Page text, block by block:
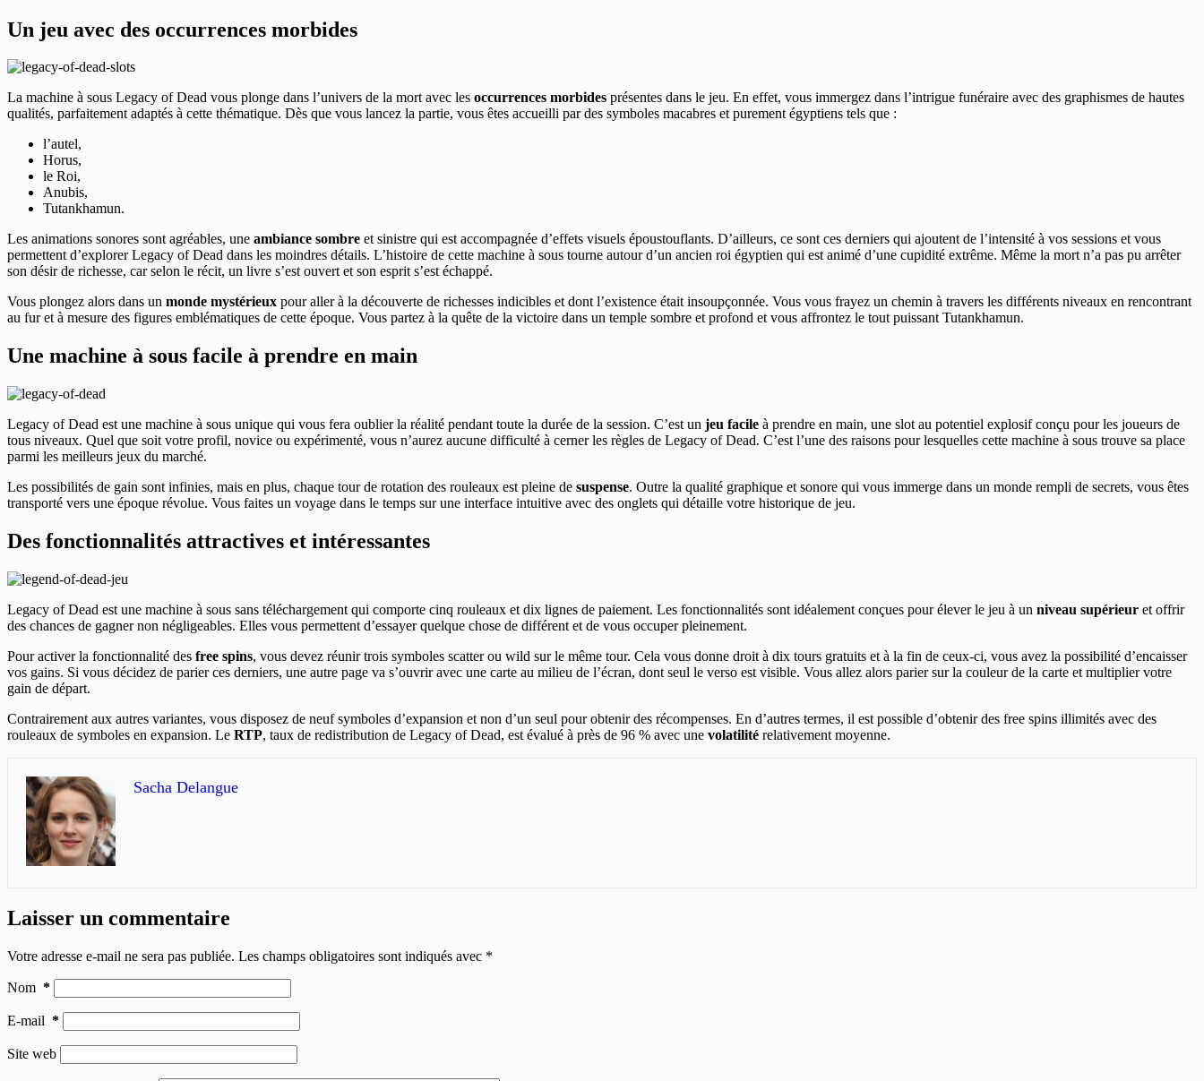
Un jeu avec des occurrences morbides
La machine à sous Legacy of Dead vous plonge dans l’univers de la mort avec les occurrences morbides présentes dans le jeu. En effet, vous immergez dans l’intrigue funéraire avec des graphismes de hautes
qualités, parfaitement adaptés à cette thématique. Dès que vous lancez la partie, vous êtes accueilli par des symboles macabres et purement égyptiens tels que :
l’autel,
Horus,
le Roi,
Anubis,
Tutankhamun.
Les animations sonores sont agréables, une ambiance sombre et sinistre qui est accompagnée d’effets visuels époustouflants. D’ailleurs, ce sont ces derniers qui ajoutent de l’intensité à vos sessions et vous
permettent d’explorer Legacy of Dead dans les moindres détails. L’histoire de cette machine à sous tourne autour d’un ancien roi égyptien qui est animé d’une cupidité extrême. Même la mort n’a pas pu arrêter
son désir de richesse, car selon le récit, un livre s’est ouvert et son esprit s’est échappé.
Vous plongez alors dans un monde mystérieux pour aller à la découverte de richesses indicibles et dont l’existence était insoupçonnée. Vous vous frayez un chemin à travers les différents niveaux en rencontrant
au fur et à mesure des figures emblématiques de cette époque. Vous partez à la quête de la victoire dans un temple sombre et profond et vous affrontez le tout puissant Tutankhamun.
Une machine à sous facile à prendre en main
Legacy of Dead est une machine à sous unique qui vous fera oublier la réalité pendant toute la durée de la session. C’est un jeu facile à prendre en main, une slot au potentiel explosif conçu pour les joueurs de
tous niveaux. Quel que soit votre profil, novice ou expérimenté, vous n’aurez aucune difficulté à cerner les règles de Legacy of Dead. C’est l’une des raisons pour lesquelles cette machine à sous trouve sa place
parmi les meilleurs jeux du marché.
Les possibilités de gain sont infinies, mais en plus, chaque tour de rotation des rouleaux est pleine de suspense. Outre la qualité graphique et sonore qui vous immerge dans un monde rempli de secrets, vous êtes
transporté vers une époque révolue. Vous faites un voyage dans le temps sur une interface intuitive avec des onglets qui détaille votre historique de jeu.
Des fonctionnalités attractives et intéressantes
Legacy of Dead est une machine à sous sans téléchargement qui comporte cinq rouleaux et dix lignes de paiement. Les fonctionnalités sont idéalement conçues pour élever le jeu à un niveau supérieur et offrir
des chances de gagner non négligeables. Elles vous permettent d’essayer quelque chose de différent et de vous occuper pleinement.
Pour activer la fonctionnalité des free spins, vous devez réunir trois symboles scatter ou wild sur le même tour. Cela vous donne droit à dix tours gratuits et à la fin de ceux-ci, vous avez la possibilité d’encaisser
vos gains. Si vous décidez de parier ces derniers, une autre page va s’ouvrir avec une carte au milieu de l’écran, dont seul le verso est visible. Vous allez alors parier sur la couleur de la carte et multiplier votre
gain de départ.
Contrairement aux autres variantes, vous disposez de neuf symboles d’expansion et non d’un seul pour obtenir des récompenses. En d’autres termes, il est possible d’obtenir des free spins illimités avec des
rouleaux de symboles en expansion. Le RTP, taux de redistribution de Legacy of Dead, est évalué à près de 96 % avec une volatilité relativement moyenne.
Sacha Delangue
Laisser un commentaire
Votre adresse e-mail ne sera pas publiée. Les champs obligatoires sont indiqués avec *
Nom *
E-mail *
Site web